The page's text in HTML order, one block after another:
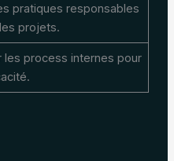
pratiques responsables
projets.
les process internes pour